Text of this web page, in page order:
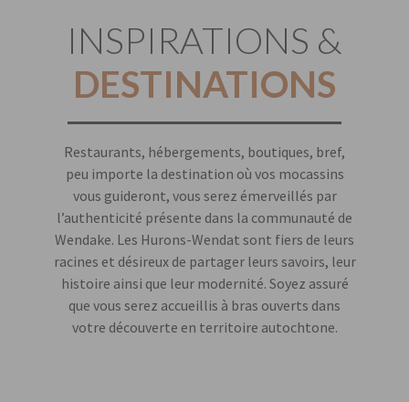
INSPIRATIONS &
DESTINATIONS
Restaurants, hébergements, boutiques, bref,
peu importe la destination où vos mocassins
vous guideront, vous serez émerveillés par
l’authenticité présente dans la communauté de
Wendake. Les Hurons-Wendat sont fiers de leurs
racines et désireux de partager leurs savoirs, leur
histoire ainsi que leur modernité. Soyez assuré
que vous serez accueillis à bras ouverts dans
votre découverte en territoire autochtone.
utilisés afin que
nous puissions
fonctionnalité
et la structure
du site Web, en
façon dont le
site Web est
utilisé. Les
collectées sont
anonymisées.
Experience
Afin que notre